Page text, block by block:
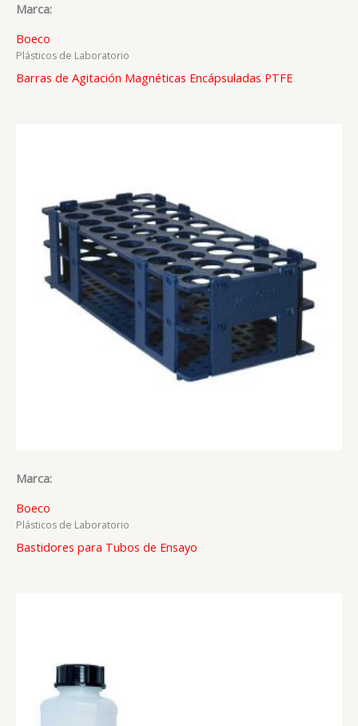
Marca:
Boeco
Plásticos de Laboratorio
Barras de Agitación Magnéticas Encápsuladas PTFE
Marca:
Boeco
Plásticos de Laboratorio
Bastidores para Tubos de Ensayo